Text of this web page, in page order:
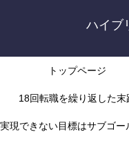
ハイブ
トップページ
18回転職を繰り返した末
実現できない目標はサブゴー